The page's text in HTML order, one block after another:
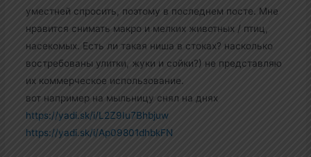
уместней спросить, поэтому в последнем посте. Мне
нравится снимать макро и мелких животных / птиц,
насекомых. Есть ли такая ниша в стоках? насколько
востребованы улитки, жуки и сойки?) не представляю
их коммерческое использование.
вот например на мыльницу снял на днях
https://yadi.sk/i/L2Z9Iu7Bhbjuw
https://yadi.sk/i/Ap09801dhbkFN